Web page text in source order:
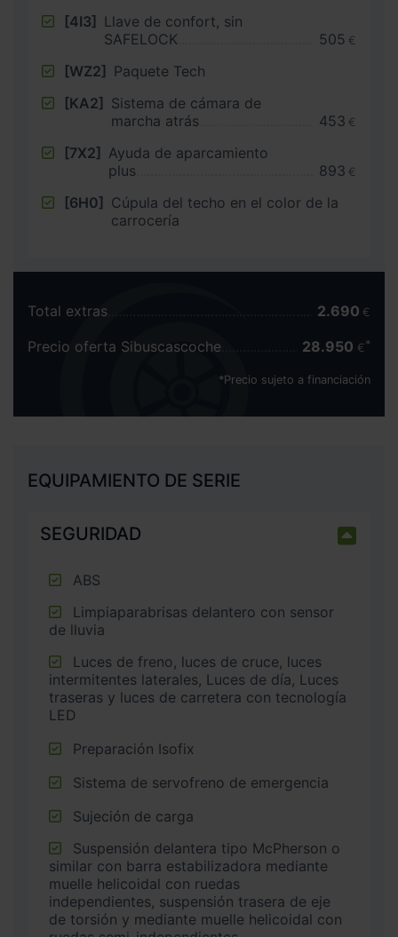
[4I3] Llave de confort, sin
SAFELOCK
505 €
[WZ2] Paquete Tech
[KA2] Sistema de cámara de
marcha atrás
453 €
[7X2] Ayuda de aparcamiento
plus
893 €
[6H0] Cúpula del techo en el color de la
carrocería
Total extras 2.690 €
Precio oferta Sibuscascoche 28.950 €
*Precio sujeto a financiación
EQUIPAMIENTO DE SERIE
SEGURIDAD
ABS
de lluvia
intermitentes laterales, Luces de día, Luces
traseras y luces de carretera con tecnología
LED
Preparación Isofix
Sistema de servofreno de emergencia
Sujeción de carga
similar con barra estabilizadora mediante
muelle helicoidal con ruedas
independientes, suspensión trasera de eje
de torsión y mediante muelle helicoidal con